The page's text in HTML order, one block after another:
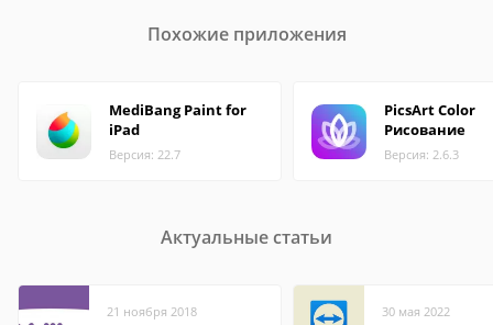
Похожие приложения
MediBang Paint for
iPad
Версия: 22.7
PicsArt Color
Рисование
Версия: 2.6.3
Актуальные статьи
21 ноября 2018 30 мая 2022